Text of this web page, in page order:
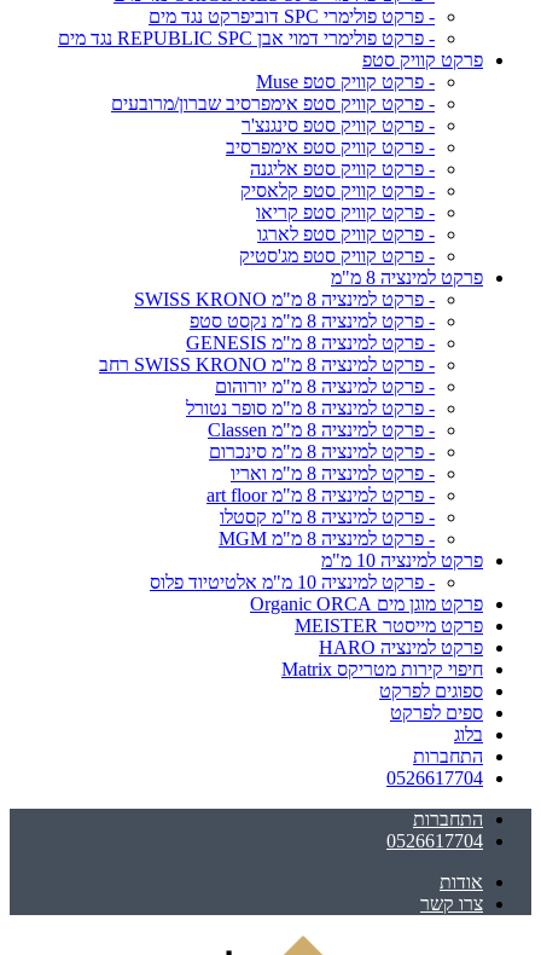
- פרקט פולימרי SPC דוביפרקט נגד מים
- פרקט פולימרי דמוי אבן REPUBLIC SPC נגד מים
פרקט קוויק סטפ
- פרקט קוויק סטפ Muse
- פרקט קוויק סטפ אימפרסיב שברון/מרובעים
- פרקט קוויק סטפ סינגנצ'ר
- פרקט קוויק סטפ אימפרסיב
- פרקט קוויק סטפ אליגנה
- פרקט קוויק סטפ קלאסיק
- פרקט קוויק סטפ קריאו
- פרקט קוויק סטפ לארגו
- פרקט קוויק סטפ מג'סטיק
פרקט למינציה 8 מ"מ
- פרקט למינציה 8 מ"מ SWISS KRONO
- פרקט למינציה 8 מ"מ נקסט סטפ
- פרקט למינציה 8 מ"מ GENESIS
- פרקט למינציה 8 מ"מ SWISS KRONO רחב
- פרקט למינציה 8 מ"מ יורוהום
- פרקט למינציה 8 מ"מ סופר נטורל
- פרקט למינציה 8 מ"מ Classen
- פרקט למינציה 8 מ"מ סינכרום
- פרקט למינציה 8 מ"מ ואריו
- פרקט למינציה 8 מ"מ art floor
- פרקט למינציה 8 מ"מ קסטלו
- פרקט למינציה 8 מ"מ MGM
פרקט למינציה 10 מ"מ
- פרקט למינציה 10 מ"מ אלטיטיוד פלוס
פרקט מוגן מים Organic ORCA
פרקט מייסטר MEISTER
פרקט למינציה HARO
חיפוי קירות מטריקס Matrix
ספוגים לפרקט
ספים לפרקט
בלוג
התחברות
0526617704
התחברות
0526617704
אודות
צרו קשר